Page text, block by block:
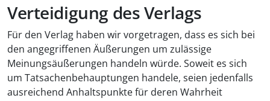
Verteidigung des Verlags
Für den Verlag haben wir vorgetragen, dass es sich bei
den angegriffenen Äußerungen um zulässige
Meinungsäußerungen handeln würde. Soweit es sich
um Tatsachenbehauptungen handele, seien jedenfalls
ausreichend Anhaltspunkte für deren Wahrheit